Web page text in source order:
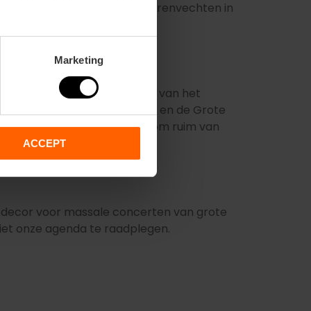
Marketing
ACCEPT
over de traditie van het stierenvechten in
erkende stierenvechters van het
tijdens de Fallas-feesten en de Grote
en het is raadzaam om ruim van
voor massale concerten van grote
onze agenda te raadplegen.